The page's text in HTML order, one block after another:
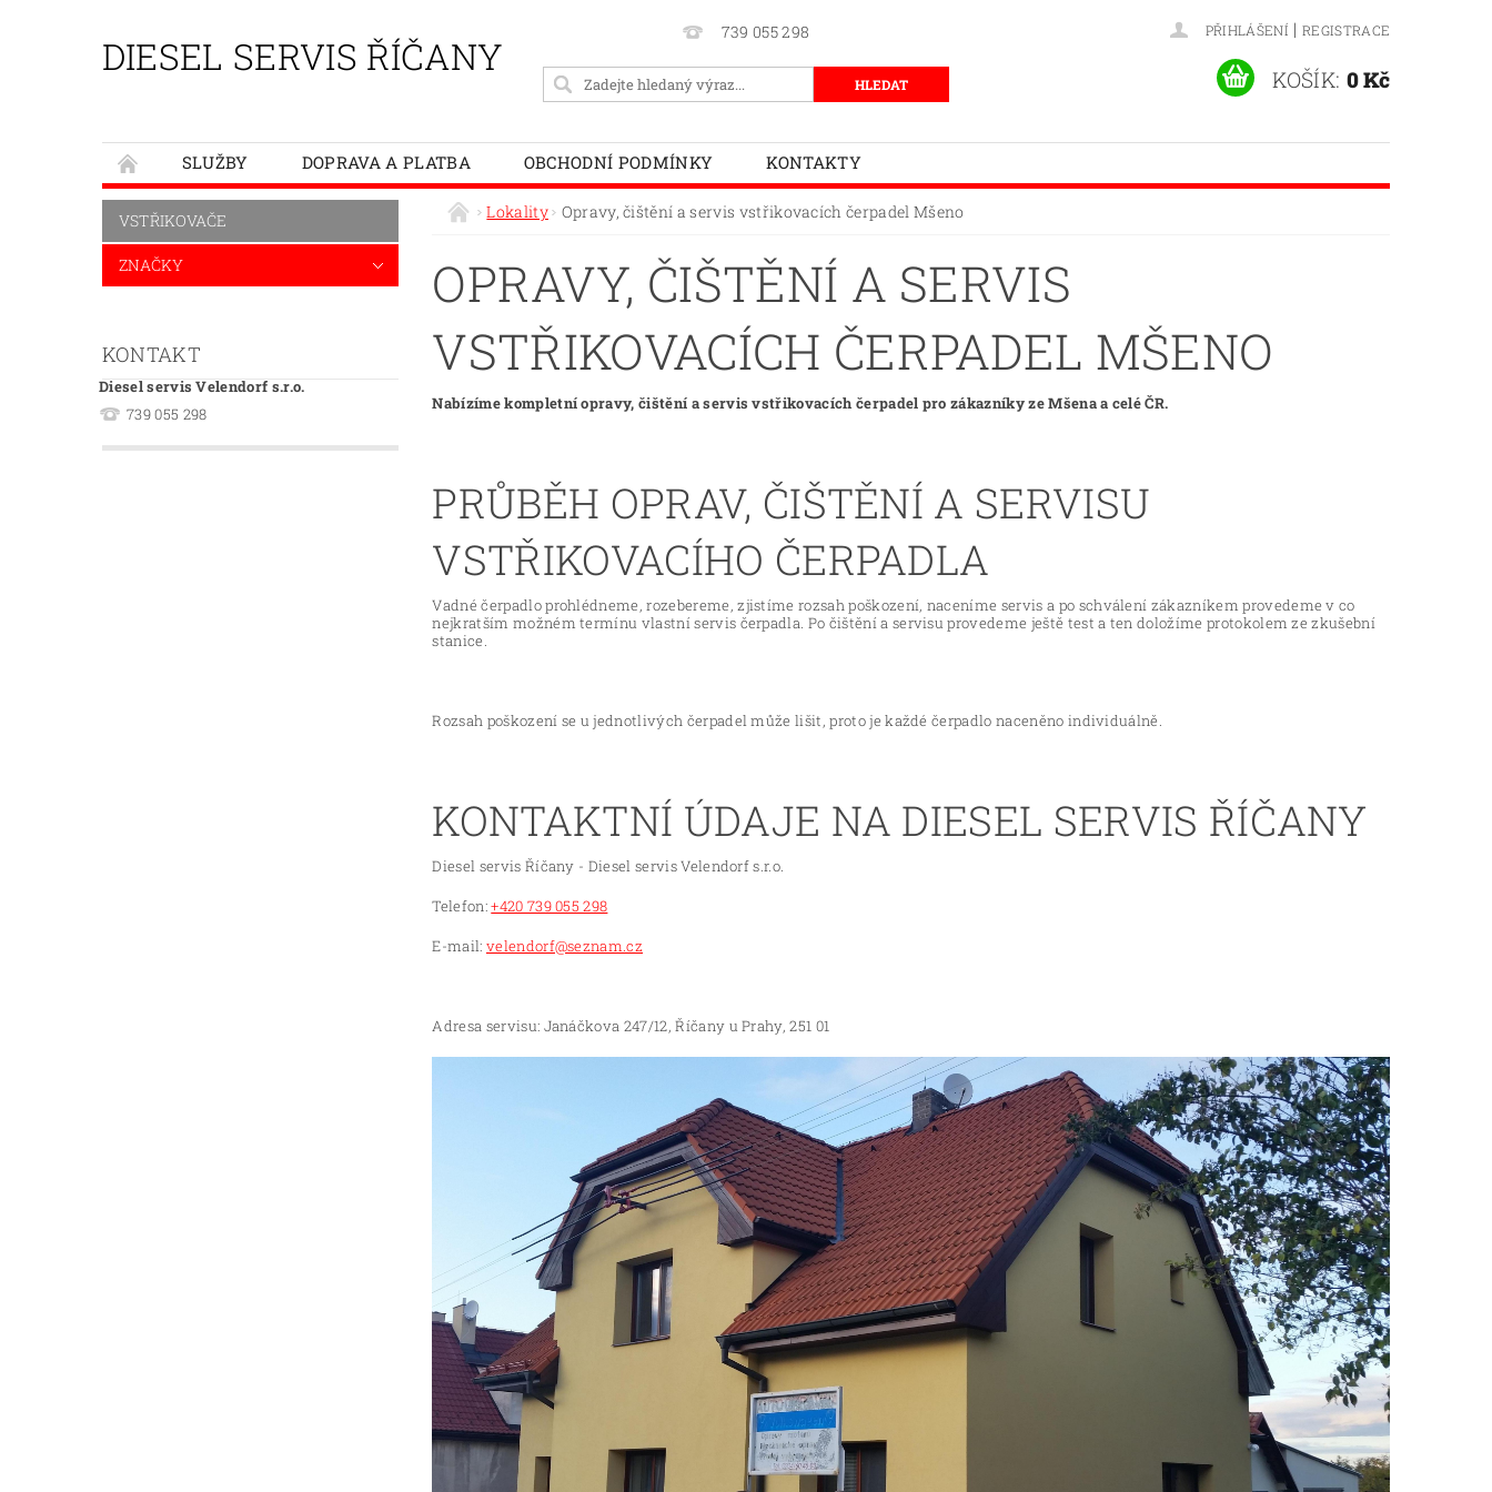
DIESEL SERVIS ŘÍČANY
739 055 298 PŘIHLÁŠENÍ | REGISTRACE
KOŠÍK: 0 Kč
SLUŽBY DOPRAVA A PLATBA OBCHODNÍ PODMÍNKY KONTAKTY
VSTŘIKOVAČE
ZNAČKY
KONTAKT
Diesel servis Velendorf s.r.o.
739 055 298
Lokality Opravy, čištění a servis vstřikovacích čerpadel Mšeno
OPRAVY, ČIŠTĚNÍ A SERVIS
VSTŘIKOVACÍCH ČERPADEL MŠENO
Nabízíme kompletní opravy, čištění a servis vstřikovacích čerpadel pro zákazníky ze Mšena a celé ČR.
PRŮBĚH OPRAV, ČIŠTĚNÍ A SERVISU
VSTŘIKOVACÍHO ČERPADLA
Vadné čerpadlo prohlédneme, rozebereme, zjistíme rozsah poškození, naceníme servis a po schválení zákazníkem provedeme v co
nejkratším možném termínu vlastní servis čerpadla. Po čištění a servisu provedeme ještě test a ten doložíme protokolem ze zkušební
stanice.
Rozsah poškození se u jednotlivých čerpadel může lišit, proto je každé čerpadlo naceněno individuálně.
KONTAKTNÍ ÚDAJE NA DIESEL SERVIS ŘÍČANY
Diesel servis Říčany - Diesel servis Velendorf s.r.o.
Telefon:+420 739 055 298
E-mail: velendorf@seznam.cz
Adresa servisu: Janáčkova 247/12, Říčany u Prahy, 251 01